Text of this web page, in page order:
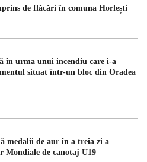
de flăcări în comuna Horlești
în urma unui incendiu care i-a
situat într-un bloc din Oradea
medalii de aur în a treia zi a
Mondiale de canotaj U19